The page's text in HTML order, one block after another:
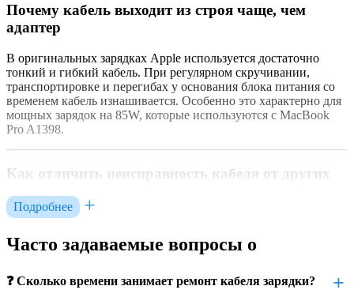
Почему кабель выходит из строя чаще, чем
адаптер
В оригинальных зарядках Apple используется достаточно
тонкий и гибкий кабель. При регулярном скручивании,
транспортировке и перегибах у основания блока питания со
временем кабель изнашивается. Особенно это характерно для
мощных зарядок на 85W, которые используются с MacBook
Pro A1398.
Как отличить неисправность кабеля от других
Если зарядка прерывается при малейшем движении шнура, а
другой адаптер работает нормально — проблема именно в
проводе. Индикатор на разъёме MagSafe может то светиться,
можем быстро проверить ваше зарядное устройство и
Подробнее
Часто задаваемые вопросы о
❓ Сколько времени занимает ремонт кабеля зарядки?